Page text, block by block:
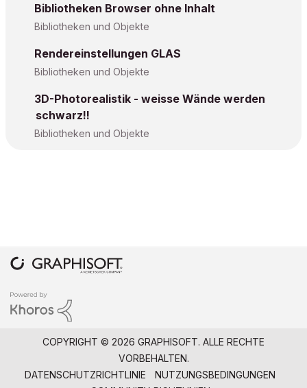
Bibliotheken Browser ohne Inhalt
Bibliotheken und Objekte
Rendereinstellungen GLAS
Bibliotheken und Objekte
3D-Photorealistik - weisse Wände werden
schwarz!!
Bibliotheken und Objekte
COPYRIGHT © 2026 GRAPHISOFT. ALLE RECHTE
VORBEHALTEN.
DATENSCHUTZRICHTLINIE
NUTZUNGSBEDINGUNGEN